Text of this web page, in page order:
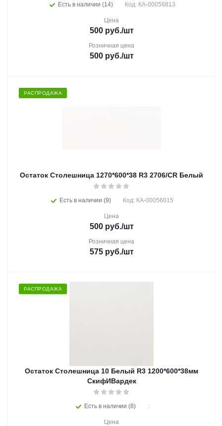
Есть в наличии (14) Код: КА-00056813
Цена
500руб./шт
Розничная цена
500руб./шт
РАСПРОДАЖА
Остаток Столешница 1270*600*38 R3 2706/CR Белый
Есть в наличии (9) Код: КА-00056015
Цена
500руб./шт
Розничная цена
575руб./шт
РАСПРОДАЖА
Остаток Столешница 10 Белый R3 1200*600*38мм
СкифИВардек
Есть в наличии (8) :
Цена